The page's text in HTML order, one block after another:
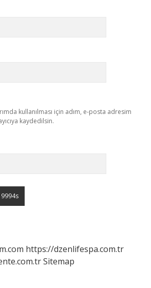
kullanılması için adım, e-posta adresim
kaydedilsin.
https://dzenlifespa.com.tr
Sitemap